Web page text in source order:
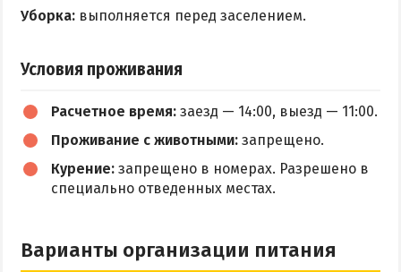
Уборка: выполняется перед заселением.
Условия проживания
Расчетное время: заезд — 14:00, выезд — 11:00.
Проживание с животными: запрещено.
Курение: запрещено в номерах. Разрешено в
специально отведенных местах.
Варианты организации питания